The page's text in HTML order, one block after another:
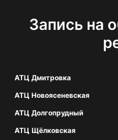
Запись на
АТЦ Дмитровка
АТЦ Новоясеневская
АТЦ Долгопрудный
АТЦ Щёлковская